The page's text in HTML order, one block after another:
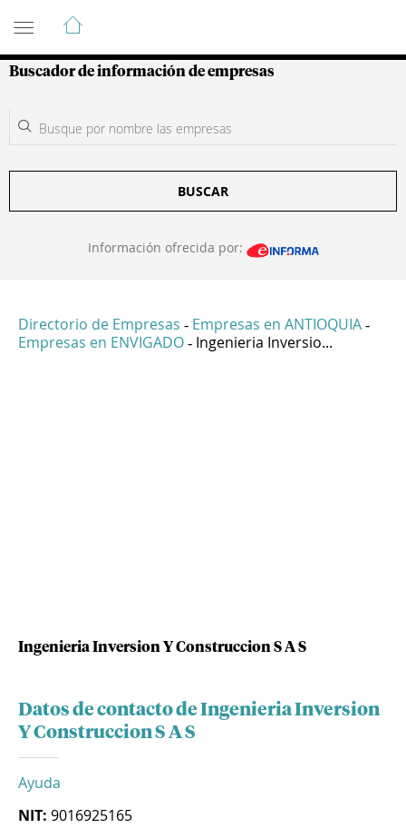
Guía de Empresas Colombianas
Buscador de información de empresas
BUSCAR
Información ofrecida por:
Directorio de Empresas - Empresas en ANTIOQUIA -
Empresas en ENVIGADO - Ingenieria Inversio...
Ingenieria Inversion Y Construccion S A S
Datos de contacto de Ingenieria Inversion
Y Construccion S A S
Ayuda
NIT: 9016925165